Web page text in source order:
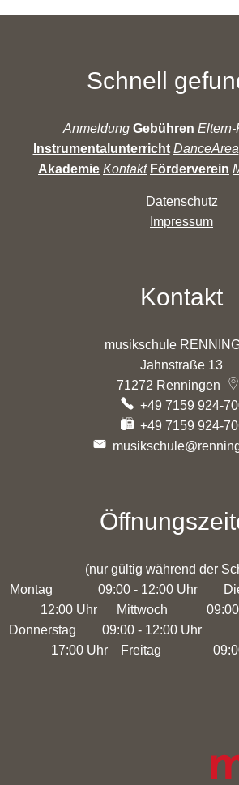
Schnell
Anmeldung Gebühren Eltern-
Instrumentalunterricht DanceArea
Akademie Kontakt Förderverein
Datenschutz
Impressum
Kontakt
musikschule
Jahnstraße 13
71272 Renningen
+49 7159 924-
+49 7159 924-
(nur gültig während der
Montag 09:00 - 12:00 Uhr
12:00 Uhr Mittwoch 09:00
Donnerstag 09:00 -
17:00 Uhr Freitag 09:00